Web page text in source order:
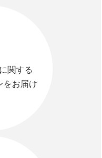
関する
をお届け